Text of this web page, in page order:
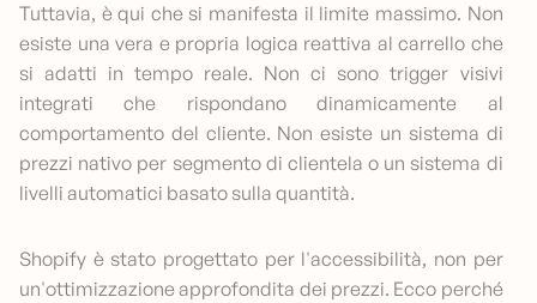
Tuttavia, è qui che si manifesta il limite massimo. Non
esiste una vera e propria logica reattiva al carrello che
si adatti in tempo reale. Non ci sono trigger visivi
integrati che rispondano dinamicamente al
comportamento del cliente. Non esiste un sistema di
prezzi nativo per segmento di clientela o un sistema di
livelli automatici basato sulla quantità.
Shopify è stato progettato per l'accessibilità, non per
un'ottimizzazione approfondita dei prezzi. Ecco perché